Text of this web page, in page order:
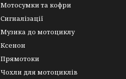
Мотосумки та кофри
Сигналізації
Музика до мотоциклу
Ксенон
Прямотоки
Чохли для мотоциклів